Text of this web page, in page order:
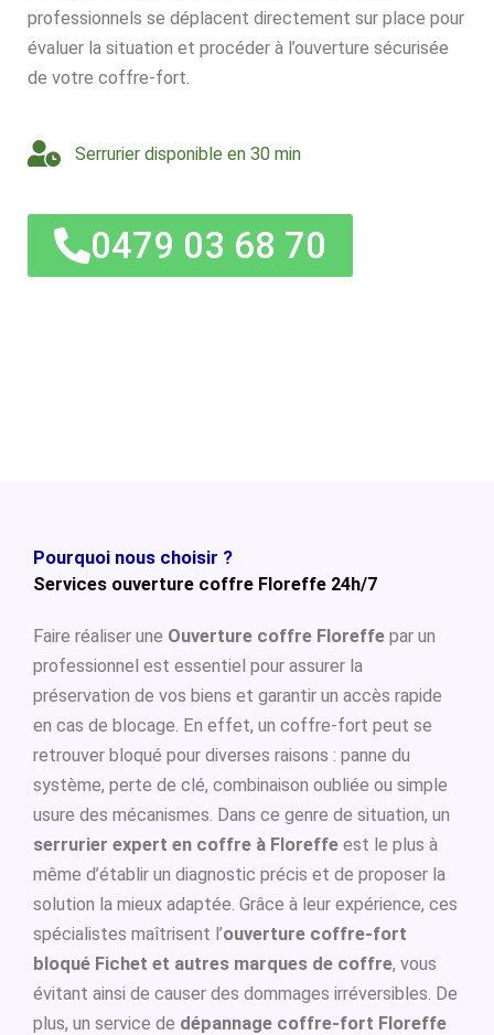
professionnels se déplacent directement sur place pour
évaluer la situation et procéder à l’ouverture sécurisée
de votre coffre-fort.
Serrurier disponible en 30 min
0479 03 68 70
Pourquoi nous choisir ?
Services ouverture coffre Floreffe 24h/7
Faire réaliser une Ouverture coffre Floreffe par un
professionnel est essentiel pour assurer la
préservation de vos biens et garantir un accès rapide
en cas de blocage. En effet, un coffre-fort peut se
retrouver bloqué pour diverses raisons : panne du
système, perte de clé, combinaison oubliée ou simple
usure des mécanismes. Dans ce genre de situation, un
serrurier expert en coffre à Floreffe est le plus à
même d’établir un diagnostic précis et de proposer la
solution la mieux adaptée. Grâce à leur expérience, ces
spécialistes maîtrisent l’ouverture coffre-fort
bloqué Fichet et autres marques de coffre, vous
évitant ainsi de causer des dommages irréversibles. De
plus, un service de dépannage coffre-fort Floreffe